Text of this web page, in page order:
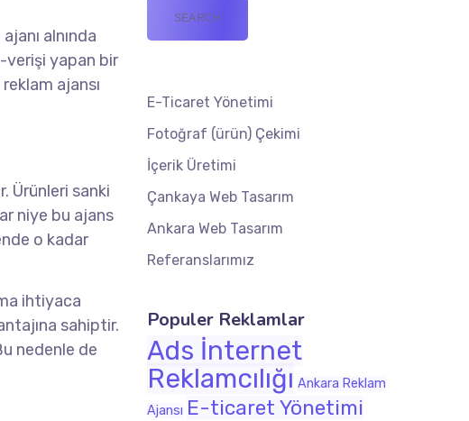
alnında
verişi yapan bir
ajansı
Ürünleri sanki
niye bu ajans
o kadar
ihtiyaca
sahiptir.
nedenle de
E-Ticaret Yönetimi
Fotoğraf (ürün) Çekimi
İçerik Üretimi
Çankaya Web Tasarım
Ankara Web Tasarım
Referanslarımız
Populer Reklamlar
Ads İnternet
Reklamcılığı Ankara Reklam
Ajansı E-ticaret Yönetimi